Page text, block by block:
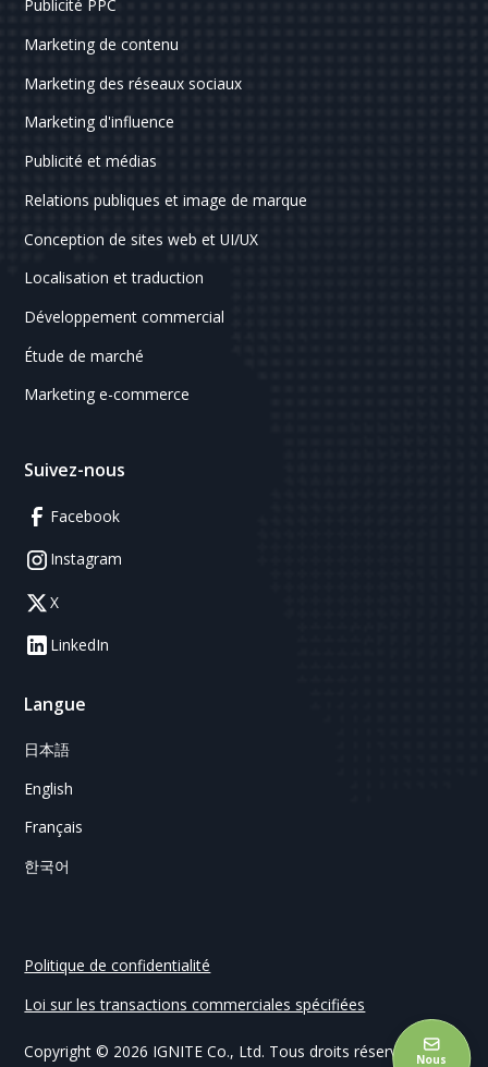
Publicité PPC
Marketing de contenu
Marketing des réseaux sociaux
Marketing d'influence
Publicité et médias
Relations publiques et image de marque
Conception de sites web et UI/UX
Localisation et traduction
Développement commercial
Étude de marché
Marketing e-commerce
Suivez-nous
Facebook
Instagram
X
LinkedIn
Langue
日本語
English
Français
한국어
Copyright © 2026 IGNITE Co., Ltd. Tous droits réservés.
Politique de confidentialité
Loi sur les transactions commerciales spécifiées
Nous